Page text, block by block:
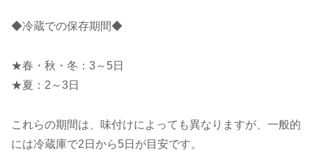
◆冷蔵での保存期間◆
★春・秋・冬：3～5日
★夏：2～3日
これらの期間は、味付けによっても異なりますが、一般的
には冷蔵庫で2日から5日が目安です。